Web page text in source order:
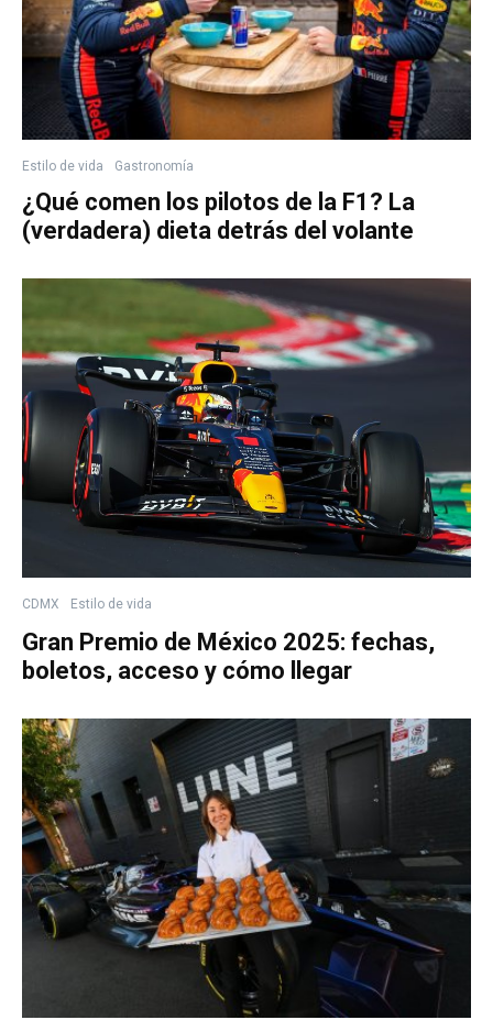
Estilo de vida Gastronomía
¿Qué comen los pilotos de la F1? La
(verdadera) dieta detrás del volante
CDMX Estilo de vida
Gran Premio de México 2025: fechas,
boletos, acceso y cómo llegar